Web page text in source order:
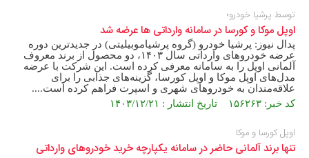
توسط پرشیا خودرو؛
اوپل موکا و کورسا در سامانه وارداتی ها عرضه شد
پدال نیوز: پرشیا خودرو (گروه پرشیاموبیلیتی) در جدیدترین دوره
عرضه خودروهای وارداتی سال ۱۴۰۳، دو محصول از برند معروف
آلمانی اوپل را به سامانه معرفی کرده است. این شرکت با عرضه
مدل‌های اوپل موکا و اوپل کورسا، گزینه‌های جذابی را برای
علاقه‌مندان به خودروهای شهری و اسپرت فراهم کرده است....
کد خبر: ۱۵۶۲۶۳ تاریخ انتشار : ۱۴۰۳/۱۲/۲۱
اوپل کورسا و موکا
تنها برند آلمانی حاضر در سامانه یکپارچه خرید خودروهای وارداتی